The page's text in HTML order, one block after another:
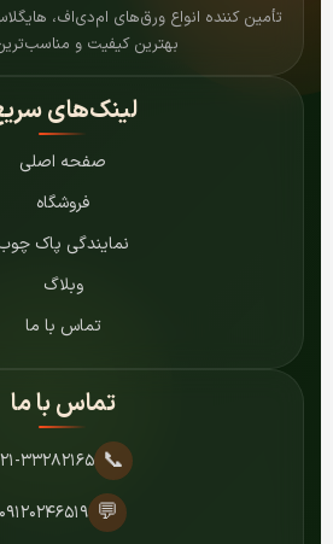
تأمین کننده انواع ورق‌های ام‌دی‌اف،
بهترین کیفیت و
لینک‌های
صفحه اصلی
فروشگاه
نمایندگی پاک
وبلاگ
تماس با ما
تماس با ما
📞 ۰۲۱-
💬 ۰۹۱۲۰۲۴۶۵۱۹